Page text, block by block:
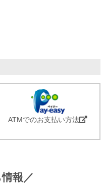
ATMでのお支払い方法
報／